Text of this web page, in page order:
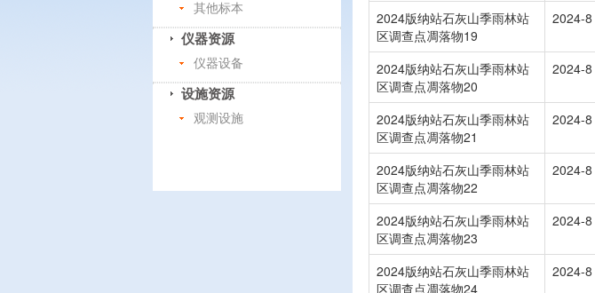
其他标本
仪器资源
仪器设备
设施资源
观测设施
2024版纳站石灰山季雨林站
区调查点凋落物19
2024-8
2024版纳站石灰山季雨林站
区调查点凋落物20
2024-8
2024版纳站石灰山季雨林站
区调查点凋落物21
2024-8
2024版纳站石灰山季雨林站
区调查点凋落物22
2024-8
2024版纳站石灰山季雨林站
区调查点凋落物23
2024-8
2024版纳站石灰山季雨林站
区调查点凋落物24
2024-8